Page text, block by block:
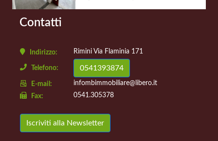
Contatti
Indirizzo: Rimini Via Flaminia 171
Telefono: 0541393874
E-mail:
infombimmobiliare@libero.it
Fax:
0541.305378
Iscriviti alla Newsletter